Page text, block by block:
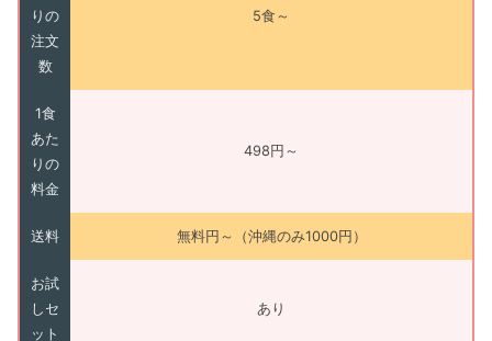
りの
注文
数
5食～
1食
あた
りの
料金
498円～
送料 無料円～（沖縄のみ1000円）
お試
しセ
ット
あり